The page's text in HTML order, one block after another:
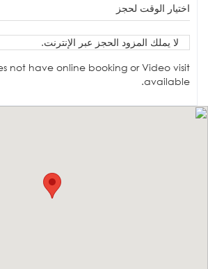
اختيار الوقت لحجز
لا يملك المزود الحجز عبر الإنترنت.
not have online booking or Video visit
available.